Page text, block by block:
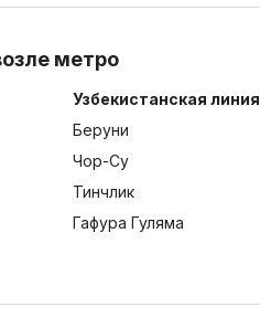
метро
Узбекистанская линия
Беруни
Чор-Су
Тинчлик
Гафура Гуляма